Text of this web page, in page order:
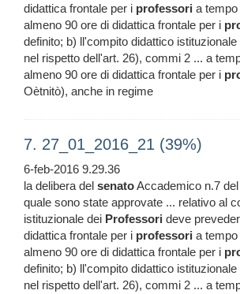
didattica frontale per i professori a
almeno 90 ore di didattica frontale per i
definito; b) ll'compito didattico istituzionale
nel rispetto dell'art. 26), commi 2 ... a
almeno 90 ore di didattica frontale per i
Oètnitò), anche in regime
7. 27_01_2016_21 (39%)
6-feb-2016 9.29.36
la delibera del senatoAccademico n.7
quale sono state approvate ... relativo al
istituzionale dei Professori deve
didattica frontale per i professori a
almeno 90 ore di didattica frontale per i
definito; b) ll'compito didattico istituzionale
nel rispetto dell'art. 26), commi 2 ... a